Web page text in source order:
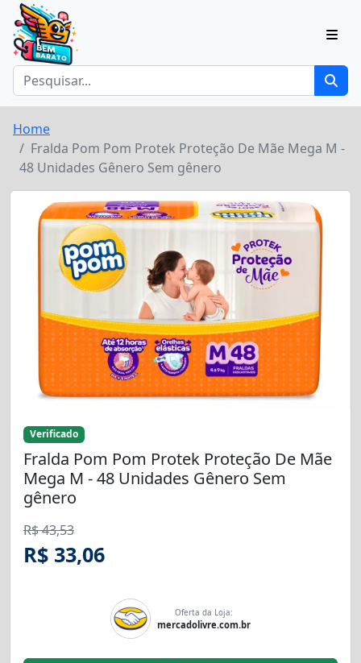
Home
Fralda Pom Pom Protek Proteção De Mãe Mega M -
48 Unidades Gênero Sem gênero
Verificado
Fralda Pom Pom Protek Proteção De Mãe
Mega M - 48 Unidades Gênero Sem
gênero
R$ 43,53
R$ 33,06
Oferta da Loja:
mercadolivre.com.br